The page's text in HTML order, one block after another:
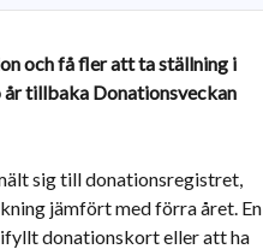
och få fler att ta ställning i
tillbaka Donationsveckan
sig till donationsregistret,
jämfört med förra året. En
donationskort eller att ha